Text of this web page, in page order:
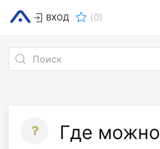
ВХОД (0)
Где можно